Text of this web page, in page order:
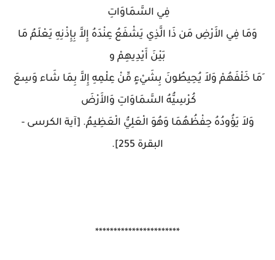
فِي السَّمَاوَاتِ
وَمَا فِي الأَرْضِ مَن ذَا الَّذِي يَشْفَعُ عِنْدَهُ إِلاَّ بِإِذْنِهِ يَعْلَمُ مَا
بَيْنَ أَيْدِيهِمْ و
َمَا خَلْفَهُمْ وَلاَ يُحِيطُونَ بِشَيْءٍ مِّنْ عِلْمِهِ إِلاَّ بِمَا شَاء وَسِعَ
كُرْسِيُّهُ السَّمَاوَاتِ وَالأَرْضَ
وَلاَ يَؤُودُهُ حِفْظُهُمَا وَهُوَ الْعَلِيُّ الْعَظِيمُ. [آية الكرسى -
البقرة 255].
***********************